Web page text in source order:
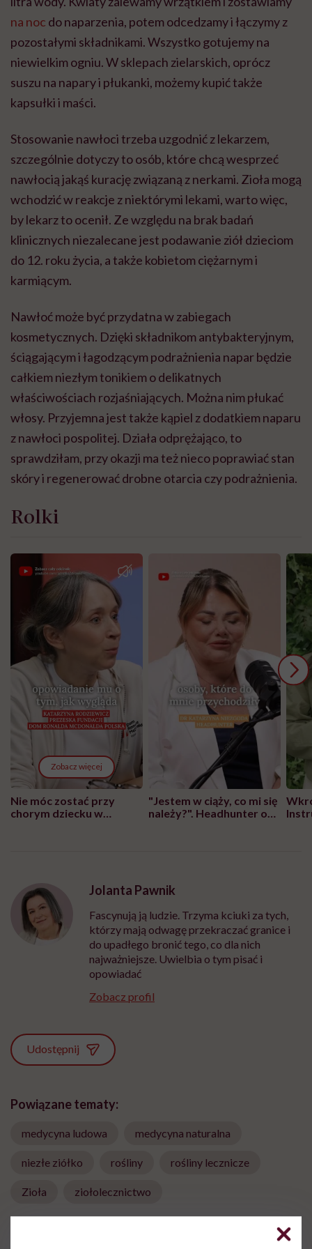
na noc do naparzenia, potem odcedzamy i łączymy z
pozostałymi składnikami. Wszystko gotujemy na
niewielkim ogniu. W sklepach zielarskich, oprócz
suszu na napary i płukanki, możemy kupić także
kapsułki i maści.
Stosowanie nawłoci trzeba uzgodnić z lekarzem,
szczególnie dotyczy to osób, które chcą wesprzeć
nawłocią jakąś kurację związaną z nerkami. Zioła mogą
wchodzić w reakcje z niektórymi lekami, warto więc,
by lekarz to ocenił. Ze względu na brak badań
klinicznych niezalecane jest podawanie ziół dzieciom
do 12. roku życia, a także kobietom ciężarnym i
karmiącym.
Nawłoć może być przydatna w zabiegach
kosmetycznych. Dzięki składnikom antybakteryjnym,
ściągającym i łagodzącym podrażnienia napar będzie
całkiem niezłym tonikiem o delikatnych
właściwościach rozjaśniających. Można nim płukać
włosy. Przyjemna jest także kąpiel z dodatkiem naparu
z nawłoci pospolitej. Działa odprężająco, to
sprawdziłam, przy okazji ma też nieco poprawiać stan
skóry i regenerować drobne otarcia czy podrażnienia.
Rolki
Zobacz więcej
Nie móc zostać przy
chorym dziecku w
"Jestem w ciąży, co mi się
należy?". Headhunter o
Jolanta Pawnik
Fascynują ją ludzie. Trzyma kciuki za tych,
którzy mają odwagę przekraczać granice i
do upadłego bronić tego, co dla nich
najważniejsze. Uwielbia o tym pisać i
opowiadać
Zobacz profil
Udostępnij
Powiązane tematy:
medycyna ludowa medycyna naturalna
niezłe ziółko rośliny rośliny lecznicze
Zioła ziołolecznictwo